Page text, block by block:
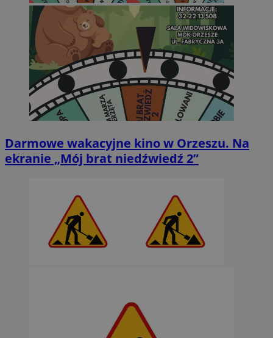
Darmowe wakacyjne kino w Orzeszu. Na
ekranie „Mój brat niedźwiedź 2”